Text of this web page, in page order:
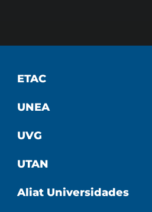
ETAC
UNEA
UVG
UTAN
Aliat Universidades